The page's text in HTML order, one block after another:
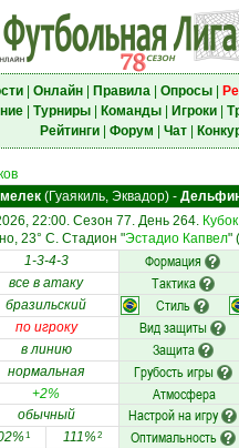
| Онлайн| Правила| Опросы|
| Турниры| Команды| Игроки|
Рейтинги| Форум Чат|
(Гуаякиль, Эквадор) -
22:00. Сезон 77. День 264.
23° C. Стадион "Эстадио Капвел"
1-3-4-3 Формация
все в атаку Тактика
бразильский Стиль
по игроку Вид защиты
в линию Защита
нормальная Грубость игры
+2% Атмосфера
обычный Настрой на игру
1 111%2 Оптимальность